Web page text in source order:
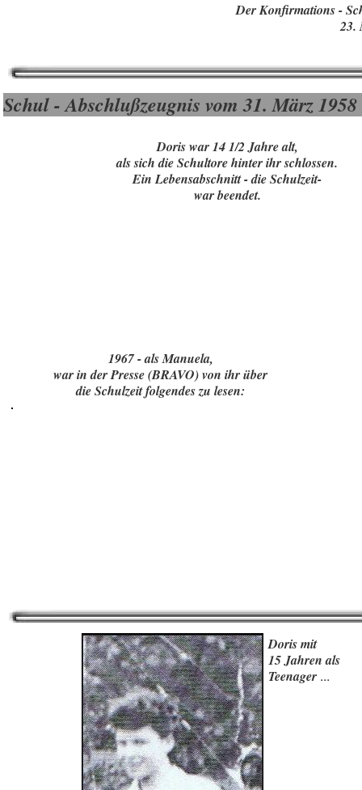
Doris mit
15 Jahren als
Teenager ...
Der Konfirmations -
23.
Doris war 14 1/2 Jahre alt,
als sich die Schultore hinter ihr schlossen.
Ein Lebensabschnitt - die Schulzeit-
war beendet.
1967 - als Manuela,
war in der Presse (BRAVO) von ihr über
die Schulzeit folgendes zu lesen:
Schul - Abschlußzeugnis vom 31. März 1958